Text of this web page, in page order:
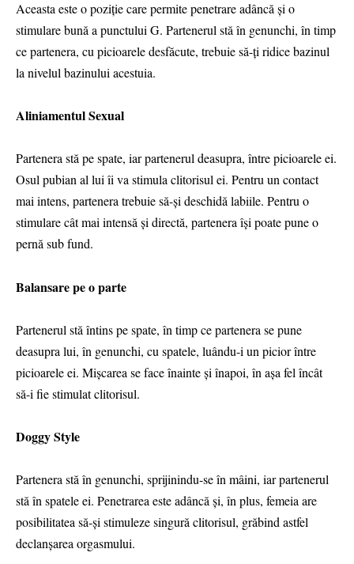
Aceasta este o poziție care permite penetrare adâncă și o
stimulare bună a punctului G. Partenerul stă în genunchi, în timp
ce partenera, cu picioarele desfăcute, trebuie să-ți ridice bazinul
la nivelul bazinului acestuia.
Aliniamentul Sexual
Partenera stă pe spate, iar partenerul deasupra, între picioarele ei.
Osul pubian al lui îi va stimula clitorisul ei. Pentru un contact
mai intens, partenera trebuie să-și deschidă labiile. Pentru o
stimulare cât mai intensă și directă, partenera își poate pune o
pernă sub fund.
Balansare pe o parte
Partenerul stă întins pe spate, în timp ce partenera se pune
deasupra lui, în genunchi, cu spatele, luându-i un picior între
picioarele ei. Mișcarea se face înainte și înapoi, în așa fel încât
să-i fie stimulat clitorisul.
Doggy Style
Partenera stă în genunchi, sprijinindu-se în mâini, iar partenerul
stă în spatele ei. Penetrarea este adâncă și, în plus, femeia are
posibilitatea să-și stimuleze singură clitorisul, grăbind astfel
declanșarea orgasmului.